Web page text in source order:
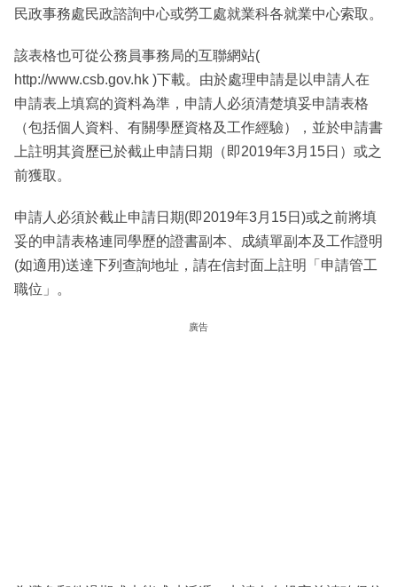
民政事務處民政諮詢中心或勞工處就業科各就業中心索取。
該表格也可從公務員事務局的互聯網站(
http://www.csb.gov.hk )下載。由於處理申請是以申請人在
申請表上填寫的資料為準，申請人必須清楚填妥申請表格
（包括個人資料、有關學歷資格及工作經驗），並於申請書
上註明其資歷已於截止申請日期（即2019年3月15日）或之
前獲取。
申請人必須於截止申請日期(即2019年3月15日)或之前將填
妥的申請表格連同學歷的證書副本、成績單副本及工作證明
(如適用)送達下列查詢地址，請在信封面上註明「申請管工
職位」。
廣告